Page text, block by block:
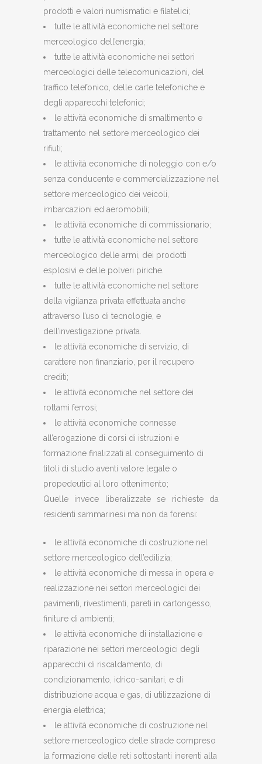
prodotti e valori numismatici e filatelici;
tutte le attività economiche nel settore
merceologico dell’energia;
tutte le attività economiche nei settori
merceologici delle telecomunicazioni, del
traffico telefonico, delle carte telefoniche e
degli apparecchi telefonici;
le attività economiche di smaltimento e
trattamento nel settore merceologico dei
rifiuti;
le attività economiche di noleggio con e/o
senza conducente e commercializzazione nel
settore merceologico dei veicoli,
imbarcazioni ed aeromobili;
le attività economiche di commissionario;
tutte le attività economiche nel settore
merceologico delle armi, dei prodotti
esplosivi e delle polveri piriche.
tutte le attività economiche nel settore
della vigilanza privata effettuata anche
attraverso l’uso di tecnologie, e
dell’investigazione privata.
le attività economiche di servizio, di
carattere non finanziario, per il recupero
crediti;
le attività economiche nel settore dei
rottami ferrosi;
le attività economiche connesse
all’erogazione di corsi di istruzioni e
formazione finalizzati al conseguimento di
titoli di studio aventi valore legale o
propedeutici al loro ottenimento;
Quelle invece liberalizzate se richieste da
residenti sammarinesi ma non da forensi:
le attività economiche di costruzione nel
settore merceologico dell’edilizia;
le attività economiche di messa in opera e
realizzazione nei settori merceologici dei
pavimenti, rivestimenti, pareti in cartongesso,
finiture di ambienti;
le attività economiche di installazione e
riparazione nei settori merceologici degli
apparecchi di riscaldamento, di
condizionamento, idrico-sanitari, e di
distribuzione acqua e gas, di utilizzazione di
energia elettrica;
le attività economiche di costruzione nel
settore merceologico delle strade compreso
la formazione delle reti sottostanti inerenti alla